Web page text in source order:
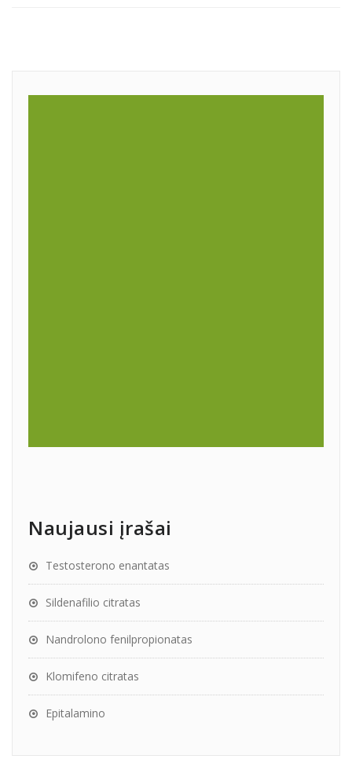
Naujausi įrašai
Testosterono enantatas
Sildenafilio citratas
Nandrolono fenilpropionatas
Klomifeno citratas
Epitalamino